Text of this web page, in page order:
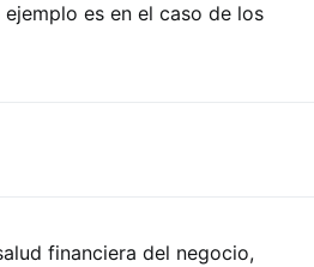
es en el caso de los
financiera del negocio,